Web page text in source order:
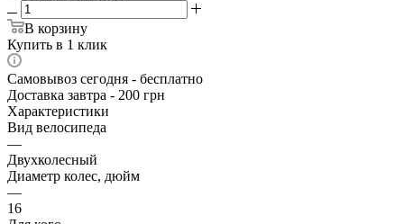
В корзину
Купить в 1 клик
Самовывоз сегодня - бесплатно
Доставка завтра - 200 грн
Характеристики
Вид велосипеда
—
Двухколесный
Диаметр колес, дюйм
—
16